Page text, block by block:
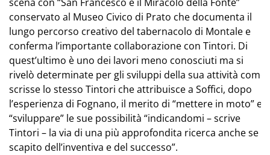
conservato al Museo Civico di Prato che documenta il
lungo percorso creativo del tabernacolo di Montale e
conferma l’importante collaborazione con Tintori. Di
quest’ultimo è uno dei lavori meno conosciuti ma si
rivelò determinate per gli sviluppi della sua attività come
scrisse lo stesso Tintori che attribuisce a Soffici, dopo
l’esperienza di Fognano, il merito di “mettere in moto” e
“sviluppare” le sue possibilità “indicandomi – scrive
Tintori – la via di una più approfondita ricerca anche se a
scapito dell’inventiva e del successo”.